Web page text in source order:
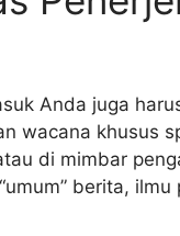
Anda juga
wacana khusus
di mimbar
berita,